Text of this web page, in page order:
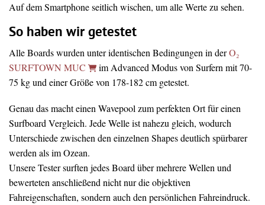
Auf dem Smartphone seitlich wischen, um alle Werte zu sehen.
So haben wir getestet
Alle Boards wurden unter identischen Bedingungen in derO₂
SURFTOWN MUC
im Advanced Modus von Surfern mit 70-
75 kg und einer Größe von 178-182 cm getestet.
Genau das macht einen Wavepool zum perfekten Ort für einen
Surfboard Vergleich. Jede Welle ist nahezu gleich, wodurch
Unterschiede zwischen den einzelnen Shapes deutlich spürbarer
werden als im Ozean.
Unsere Tester surften jedes Board über mehrere Wellen und
bewerteten anschließend nicht nur die objektiven
Fahreigenschaften, sondern auch den persönlichen Fahreindruck.